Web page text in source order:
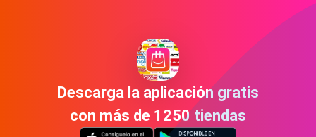
Descarga la aplicación gratis
con más de 1250 tiendas